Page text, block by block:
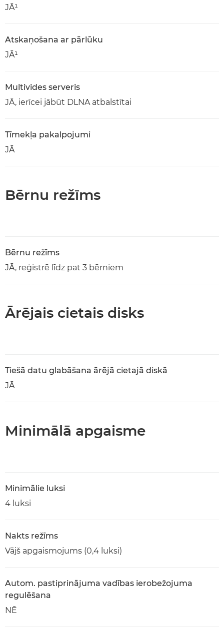
JĀ¹
Atskaņošana ar pārlūku
JĀ¹
Multivides serveris
JĀ, ierīcei jābūt DLNA atbalstītai
Tīmekļa pakalpojumi
JĀ
Bērnu režīms
Bērnu režīms
JĀ, reģistrē līdz pat 3 bērniem
Ārējais cietais disks
Tiešā datu glabāšana ārējā cietajā diskā
JĀ
Minimālā apgaisme
Minimālie luksi
4 luksi
Nakts režīms
Vājš apgaismojums (0,4 luksi)
Autom. pastiprinājuma vadības ierobežojuma
regulēšana
NĒ